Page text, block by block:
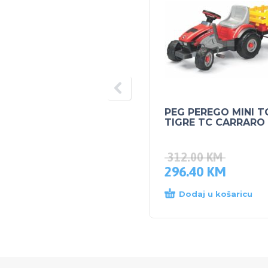
PEG PEREGO MINI
TIGRE TC CARRARO
312.00KM
296.40 KM
Dodaj u košaricu